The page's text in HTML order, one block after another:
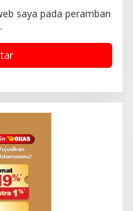
saya pada peramban